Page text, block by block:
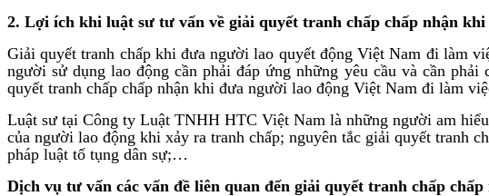
2. Lợi ích khi luật sư tư vấn về giải quyết tranh chấp chấp nhận
Giải quyết tranh chấp khi đưa người lao quyết động Việt Nam đi làm
người sử dụng lao động cần phải đáp ứng những yêu cầu và cần
quyết tranh chấp chấp nhận khi đưa người lao động Việt Nam đi làm
Luật sư tại Công ty Luật TNHH HTC Việt Nam là những người am
của người lao động khi xảy ra tranh chấp; nguyên tắc giải quyết tranh
pháp luật tố tụng dân sự;…
Dịch vụ tư vấn các vấn đề liên quan đến giải quyết tranh chấp